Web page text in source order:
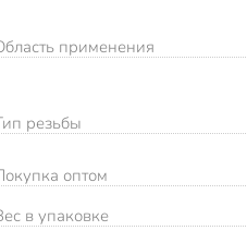
применения
резьбы
оптом
в упаковке